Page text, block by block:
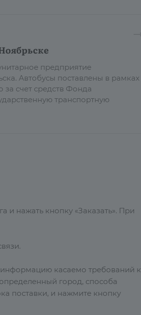
предприятие
Автобусы поставлены в рамках
за счет средств Фонда
транспортную
и нажать кнопку «Заказать». При
касаемо требований к
город, способа
поставки, и нажмите кнопку